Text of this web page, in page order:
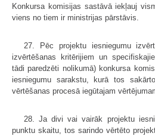
Konkursa komisijas sastāvā iekļauj
viens no tiem ir ministrijas pārstāvis.
27. Pēc projektu iesniegumu
izvērtēšanas kritērijiem un
tādi paredzēti nolikumā) konkursa
iesniegumu sarakstu, kurā tos
vērtēšanas procesā iegūtajam
28. Ja divi vai vairāk projektu
punktu skaitu, tos sarindo vērtēto